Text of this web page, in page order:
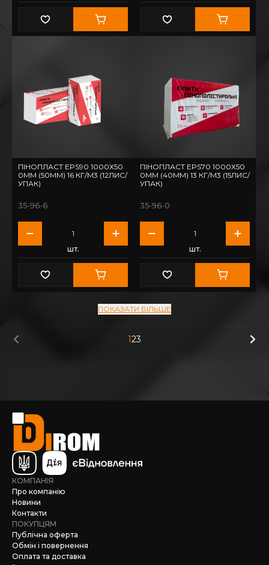
ПІНОПЛАСТ EPS90 1000Х50
0ММ (50ММ) 16 КГ/М3 (12ЛИС/
УПАК)
35-96-6
шт.
ПІНОПЛАСТ EPS70 1000Х50
0ММ (40ММ) 13 КГ/М3 (15ЛИС/
УПАК)
35-96-0
шт.
ПОКАЗАТИ БІЛЬШЕ
123
КОМПАНІЯ
Про компанію
Новини
Контакти
ПОКУПЦЯМ
Публічна оферта
Обмін і повернення
Оплата та доставка